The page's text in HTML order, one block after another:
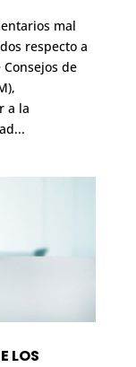
mal
respecto a
de
a la
LOS